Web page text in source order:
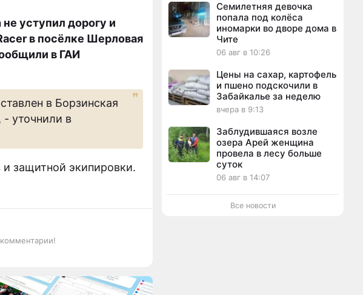
уступил дорогу и
в посёлке Шерловая
в ГАИ
в Борзинская
- уточнили в
защитной экипировки.
Семилетняя девочка
попала под колёса
иномарки во дворе дома в
Чите
06 авг в 10:26
Цены на сахар, картофель
и пшено подскочили в
Забайкалье за неделю
вчера в 9:13
Заблудившаяся возле
озера Арей женщина
провела в лесу больше
суток
06 авг в 14:07
Все новости